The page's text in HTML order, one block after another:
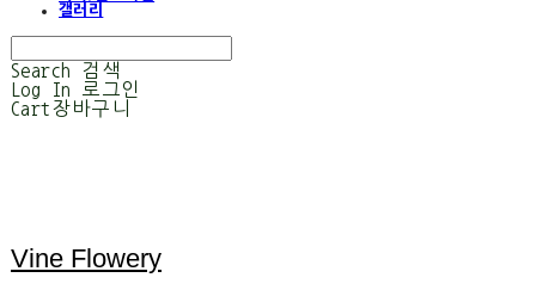
갤러리
Search
검색
Log In
로그인
Cart장바구니
Vine Flowery